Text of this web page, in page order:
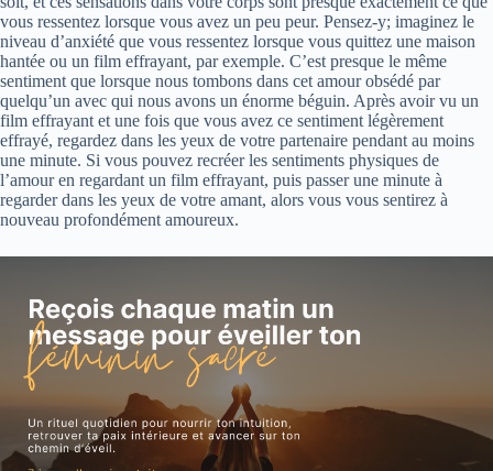
vous ressentez lorsque vous avez un peu peur. Pensez-y; imaginez le
niveau d’anxiété que vous ressentez lorsque vous quittez une maison
hantée ou un film effrayant, par exemple. C’est presque le même
sentiment que lorsque nous tombons dans cet amour obsédé par
quelqu’un avec qui nous avons un énorme béguin. Après avoir vu un
film effrayant et une fois que vous avez ce sentiment légèrement
effrayé, regardez dans les yeux de votre partenaire pendant au moins
une minute. Si vous pouvez recréer les sentiments physiques de
l’amour en regardant un film effrayant, puis passer une minute à
regarder dans les yeux de votre amant, alors vous vous sentirez à
nouveau profondément amoureux.